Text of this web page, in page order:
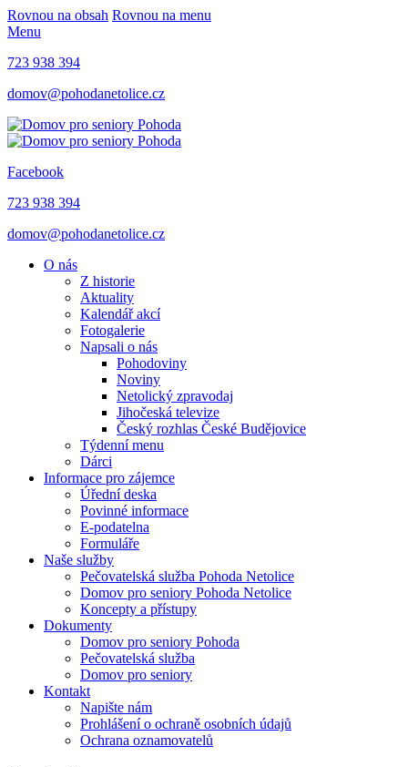
Rovnou na obsah Rovnou na menu
Menu
723 938 394
domov@pohodanetolice.cz
Facebook
723 938 394
domov@pohodanetolice.cz
O nás
Z historie
Aktuality
Kalendář akcí
Fotogalerie
Napsali o nás
Pohodoviny
Noviny
Netolický zpravodaj
Jihočeská televize
Český rozhlas České Budějovice
Týdenní menu
Dárci
Informace pro zájemce
Úřední deska
Povinné informace
E-podatelna
Formuláře
Naše služby
Pečovatelská služba Pohoda Netolice
Domov pro seniory Pohoda Netolice
Koncepty a přístupy
Dokumenty
Domov pro seniory Pohoda
Pečovatelská služba
Domov pro seniory
Kontakt
Napište nám
Prohlášení o ochraně osobních údajů
Ochrana oznamovatelů